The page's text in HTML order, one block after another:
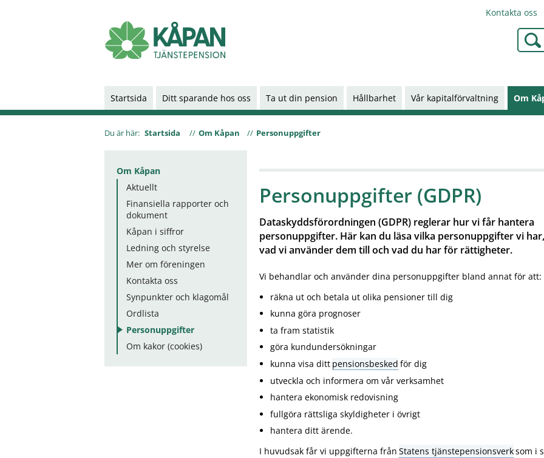
Kontakta oss
Startsida Ditt sparande hos oss Ta ut din pension Hållbarhet Vår kapitalförvaltning Om
Du är här: Startsida Om Kåpan Personuppgifter
Om Kåpan
Aktuellt
Finansiella rapporter och
dokument
Kåpan i siffror
Ledning och styrelse
Mer om föreningen
Kontakta oss
Synpunkter och klagomål
Ordlista
Personuppgifter
Om kakor (cookies)
Personuppgifter (GDPR)
Dataskyddsförordningen (GDPR) reglerar hur vi får hantera
personuppgifter. Här kan du läsa vilka personuppgifter vi har,
vad vi använder dem till och vad du har för rättigheter.
Vi behandlar och använder dina personuppgifter bland annat för att:
räkna ut och betala ut olika pensioner till dig
kunna göra prognoser
ta fram statistik
göra kundundersökningar
kunna visa ditt pensionsbesked för dig
utveckla och informera om vår verksamhet
hantera ekonomisk redovisning
fullgöra rättsliga skyldigheter i övrigt
hantera ditt ärende.
I huvudsak får vi uppgifterna från Statens tjänstepensionsverksom i